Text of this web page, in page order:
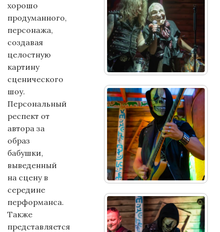
хорошо
продуманного,
персонажа,
создавая
целостную
картину
сценического
шоу.
Персональный
респект от
автора за
образ
бабушки,
выведенный
на сцену в
середине
перформанса.
Также
представляется